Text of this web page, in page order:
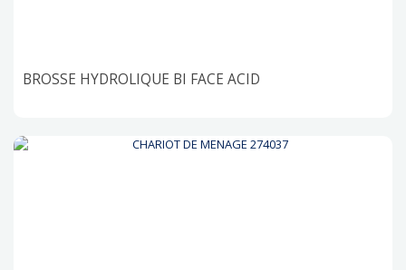
BROSSE HYDROLIQUE BI FACE ACID